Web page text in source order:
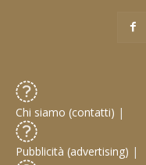
Chi siamo (contatti) |
Pubblicità (advertising) |